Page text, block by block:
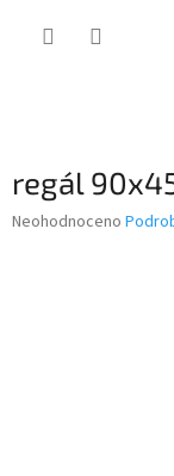
regál
Průměrné
Neohodnoceno